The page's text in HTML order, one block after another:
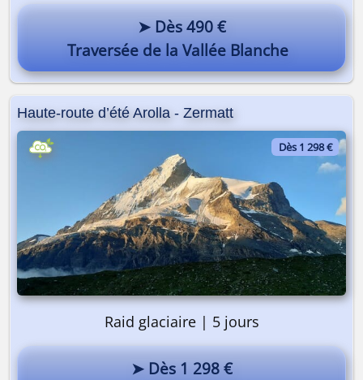
➤ Dès 490 €
Traversée de la Vallée Blanche
Haute-route d’été Arolla - Zermatt
Dès 1 298 €
Raid glaciaire | 5 jours
➤ Dès 1 298 €